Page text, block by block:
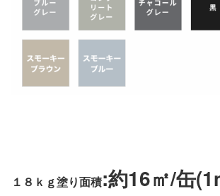
１８ｋｇ塗り面積:約16㎡/缶